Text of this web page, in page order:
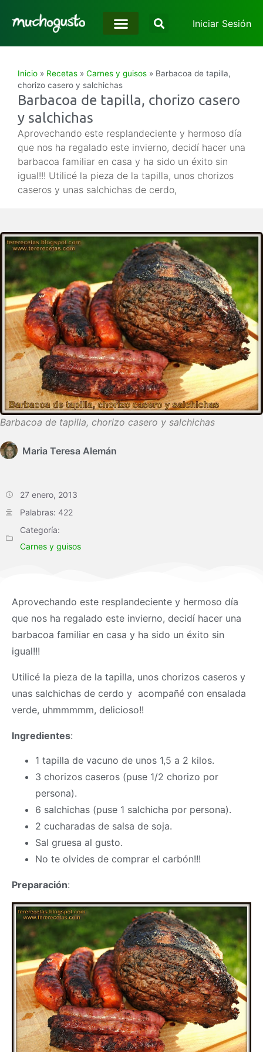
Iniciar Sesión
Inicio » Recetas » Carnes y guisos » Barbacoa de tapilla,
chorizo casero y salchichas
Barbacoa de tapilla, chorizo casero
y salchichas
Aprovechando este resplandeciente y hermoso día
que nos ha regalado este invierno, decidí hacer una
barbacoa familiar en casa y ha sido un éxito sin
igual!!! Utilicé la pieza de la tapilla, unos chorizos
caseros y unas salchichas de cerdo,
Barbacoa de tapilla, chorizo casero y salchichas
Maria Teresa Alemán
27 enero, 2013
Palabras: 422
Categoría:
Carnes y guisos
Aprovechando este resplandeciente y hermoso día
que nos ha regalado este invierno, decidí hacer una
barbacoa familiar en casa y ha sido un éxito sin
igual!!!
Utilicé la pieza de la tapilla, unos chorizos caseros y
unas salchichas de cerdo y acompañé con ensalada
verde, uhmmmmm, delicioso!!
Ingredientes:
1 tapilla de vacuno de unos 1,5 a 2 kilos.
3 chorizos caseros (puse 1/2 chorizo por
persona).
6 salchichas (puse 1 salchicha por persona).
2 cucharadas de salsa de soja.
Sal gruesa al gusto.
No te olvides de comprar el carbón!!!
Preparación: